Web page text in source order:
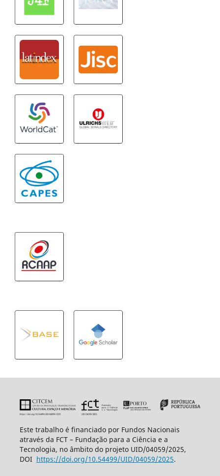
Este trabalho é financiado por Fundos Nacionais
através da FCT – Fundação para a Ciência e a
Tecnologia, no âmbito do projeto UID/04059/2025,
DOI https://doi.org/10.54499/UID/04059/2025.